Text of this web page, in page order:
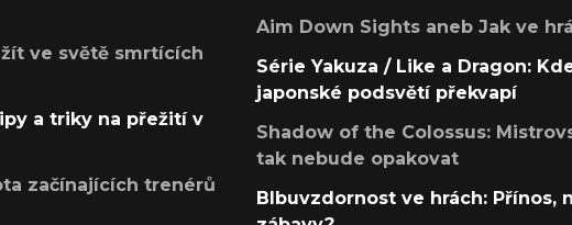
ve světě smrtících
a triky na přežití v
začínajících trenérů
Aim Down Sights aneb Jak ve
Série Yakuza / Like a Dragon:
japonské podsvětí překvapí
Shadow of the Colossus:
tak nebude opakovat
Blbuvzdornost ve hrách: Přínos,